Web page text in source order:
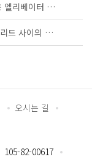
KS B ISO/TS 8100-21 - 승객 및 화물 운송용 엘리베이터 —제21부: 세계공통 필수안전요건(GESRs)을 충족하는 세계공통 안전 파라미터(GSPs)
KS C IEC TS 62872 - 산업 시설과 스마트 그리드 사이의 산업 공정 측정, 제어 및 자동화 시스템 인터페이스
오시는 길
105-82-00617